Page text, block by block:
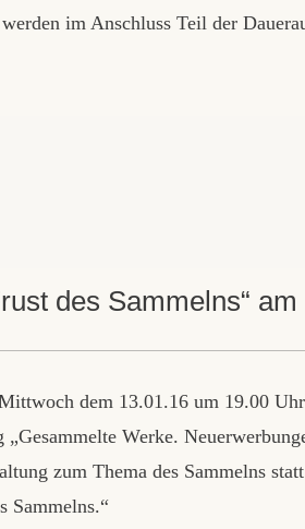
im Anschluss Teil der
des Sammelns“
dem 13.01.16 um 19.00
„Gesammelte Werke.
zum Thema des Sammelns
Sammelns.“